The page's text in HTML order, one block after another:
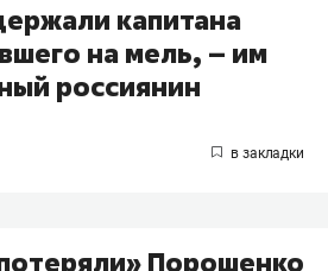
капитана
на мель, – им
россиянин
Порошенко